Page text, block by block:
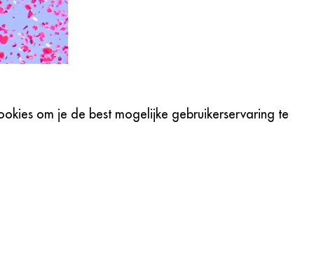
om je de best mogelijke gebruikerservaring te